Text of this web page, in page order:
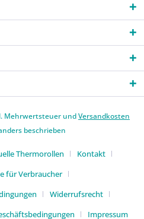
Mehrwertsteuer undVersandkosten
beschrieben
Thermorollen
Kontakt
für Verbraucher
Widerrufsrecht
Impressum